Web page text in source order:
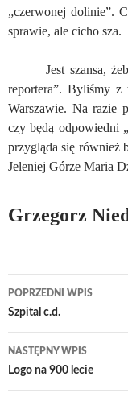
„czerwonej dolinie”.
sprawie, ale cicho sza.
Jest szansa,
reportera”. Byliśmy
Warszawie. Na razie
czy będą odpowiedni
przygląda się również
Jeleniej Górze Maria
Grzegorz
Nawigacja
wpisu
POPRZEDNI WPIS
Szpital c.d.
NASTĘPNY WPIS
Logo na 900 lecie